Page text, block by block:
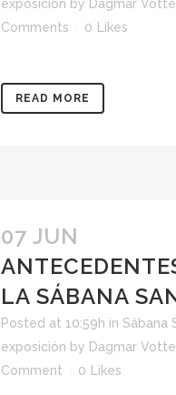
exposición by Dagmar
Comments
0 Likes
READ MORE
07 JUN
LA SÁBANA
Posted at 10:59h in Sábana
exposición by Dagmar
Comment
0 Likes